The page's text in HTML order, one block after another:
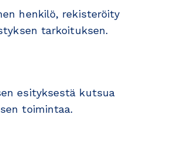
henkilö, rekisteröity
tarkoituksen.
esityksestä kutsua
toimintaa.